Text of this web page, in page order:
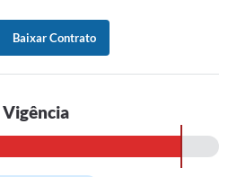
Baixar Contrato
Vigência